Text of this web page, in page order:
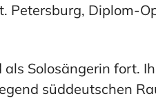
Petersburg, Diplom-
Solosängerin fort.
süddeutschen